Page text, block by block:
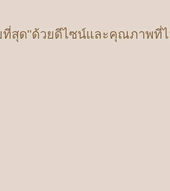
ที่สุด"ด้วยดีไซน์และคุณภาพที่